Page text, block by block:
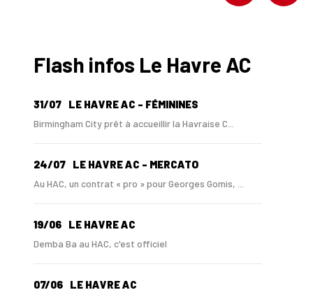
Flash infos Le Havre AC
31/07 LE HAVRE AC - FÉMININES
Birmingham City prêt à accueillir la Havraise C...
24/07 LE HAVRE AC - MERCATO
Au HAC, un contrat « pro » pour Georges Gomis, ...
19/06 LE HAVRE AC
Demba Ba au HAC, c'est officiel
07/06 LE HAVRE AC